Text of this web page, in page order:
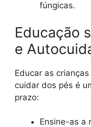
fúngicas.
Educação
e
Educar as
cuidar dos pés é
prazo:
Ensine-as a